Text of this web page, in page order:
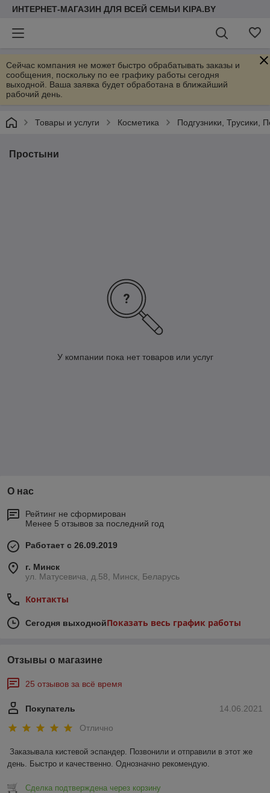
ИНТЕРНЕТ-МАГАЗИН ДЛЯ ВСЕЙ СЕМЬИ KIPA.BY
Сейчас компания не может быстро обрабатывать заказы и
сообщения, поскольку по ее графику работы сегодня
выходной. Ваша заявка будет обработана в ближайший
рабочий день.
Товары и услуги Косметика Подгузники, Трусики,
Простыни
У компании пока нет товаров или услуг
О нас
Рейтинг не сформирован
Менее 5 отзывов за последний год
Работает с 26.09.2019
г. Минск
ул. Матусевича, д.58, Минск, Беларусь
Контакты
Сегодня выходнойПоказать весь график работы
Отзывы о магазине
25 отзывов за всё время
14.06.2021
Покупатель
Отлично
Заказывала кистевой эспандер. Позвонили и отправили в этот же
день. Быстро и качественно. Однозначно рекомендую.
Сделка подтверждена через корзину